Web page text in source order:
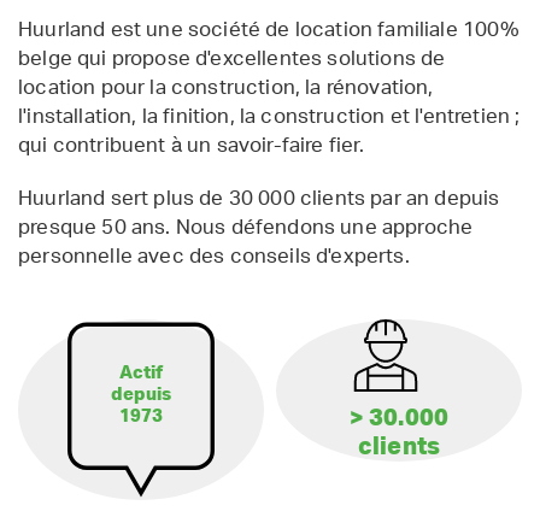
Huurland est une société de location familiale 100%
belge qui propose d'excellentes solutions de
location pour la construction, la rénovation,
l'installation, la finition, la construction et l'entretien ;
qui contribuent à un savoir-faire fier.
Huurland sert plus de 30 000 clients par an depuis
presque 50 ans. Nous défendons une approche
personnelle avec des conseils d'experts.
Actif
depuis
1973
> 30.000
clients